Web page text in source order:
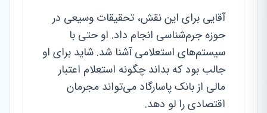
آقایی برای این نقش، تحقیقات وسیعی در
حوزه جرم‌شناسی انجام داد. او حتی با
سیستم‌های استعلامی آشنا شد. شاید برای او
جالب بود که بداند چگونه استعلام اعتبار
مالی از بانک پاسارگاد می‌تواند مجرمان
اقتصادی را لو دهد.